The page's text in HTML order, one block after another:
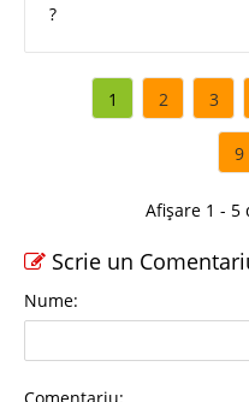
?
1 2 3
9
Afișare 1 - 5
Scrie un
Nume:
Comentariu: